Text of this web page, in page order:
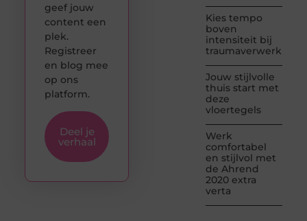
Kies tempo
boven
intensiteit bij
traumaverwerking
Jouw stijlvolle
thuis start met
deze
vloertegels
Werk
comfortabel
en stijlvol met
de Ahrend
2020 extra
verta
geef jouw
content een
plek.
Registreer
en blog mee
op ons
platform.
Deel je
verhaal